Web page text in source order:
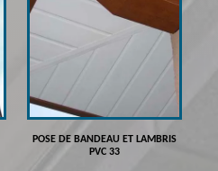
POSE DE BANDEAU ET LAMBRIS
PVC 33